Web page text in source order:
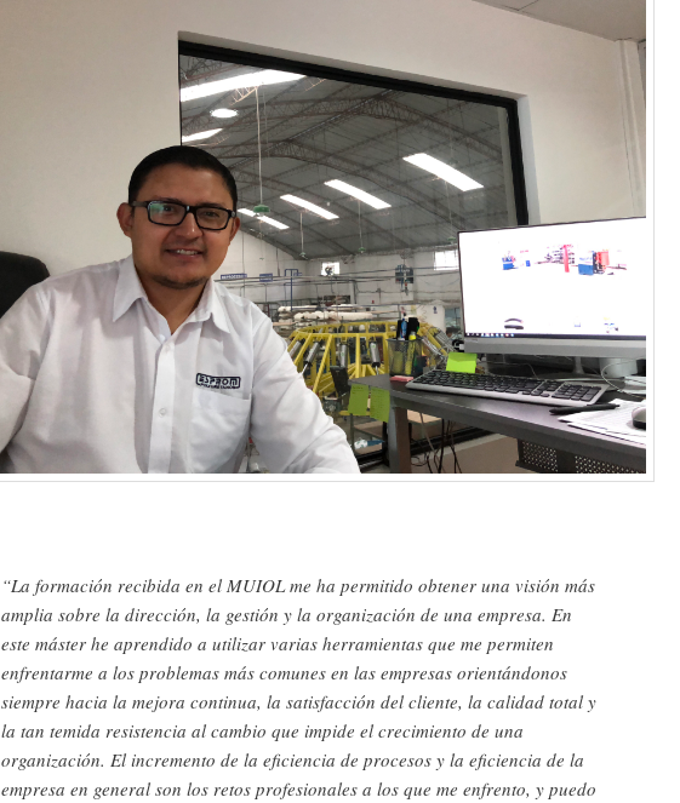
“La formación recibida en el MUIOL me ha permitido obtener una visión más
amplia sobre la dirección, la gestión y la organización de una empresa. En
este máster he aprendido a utilizar varias herramientas que me permiten
enfrentarme a los problemas más comunes en las empresas orientándonos
siempre hacia la mejora continua, la satisfacción del cliente, la calidad total y
la tan temida resistencia al cambio que impide el crecimiento de una
organización. El incremento de la eficiencia de procesos y la eficiencia de la
empresa en general son los retos profesionales a los que me enfrento, y puedo